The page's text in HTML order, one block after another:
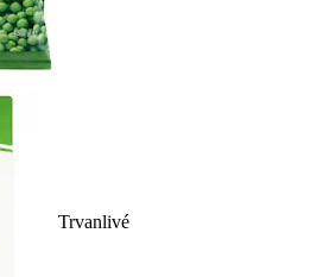
Trvanlivé